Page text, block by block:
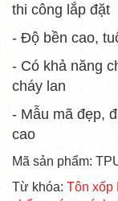
thi công lắp đặt
- Độ bền cao,
- Có khả năng
cháy lan
- Mẫu mã đẹp,
cao
Mã sản phẩm:
Từ khóa: Tôn xốp